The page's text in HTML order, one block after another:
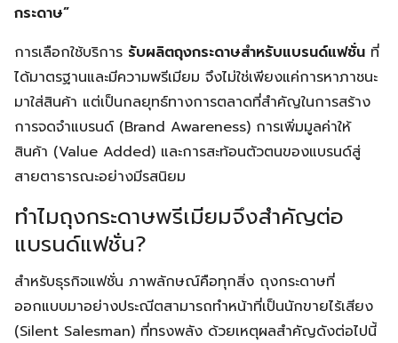
กระดาษ”
การเลือกใช้บริการ รับผลิตถุงกระดาษสำหรับแบรนด์แฟชั่น ที่
ได้มาตรฐานและมีความพรีเมียม จึงไม่ใช่เพียงแค่การหาภาชนะ
มาใส่สินค้า แต่เป็นกลยุทธ์ทางการตลาดที่สำคัญในการสร้าง
การจดจำแบรนด์ (Brand Awareness) การเพิ่มมูลค่าให้
สินค้า (Value Added) และการสะท้อนตัวตนของแบรนด์สู่
สายตาธารณะอย่างมีรสนิยม
ทำไมถุงกระดาษพรีเมียมจึงสำคัญต่อ
แบรนด์แฟชั่น?
สำหรับธุรกิจแฟชั่น ภาพลักษณ์คือทุกสิ่ง ถุงกระดาษที่
ออกแบบมาอย่างประณีตสามารถทำหน้าที่เป็นนักขายไร้เสียง
(Silent Salesman) ที่ทรงพลัง ด้วยเหตุผลสำคัญดังต่อไปนี้